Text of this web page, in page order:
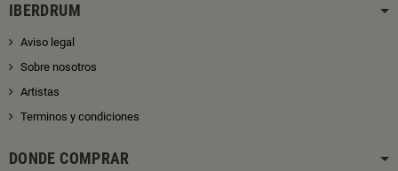
IBERDRUM
Aviso legal
Sobre nosotros
Artistas
Terminos y condiciones
DONDE COMPRAR